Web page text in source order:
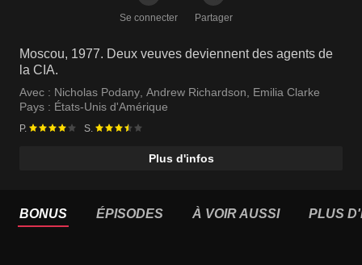
Se connecter Partager
Moscou, 1977. Deux veuves deviennent des agents de
la CIA.
Avec : Nicholas Podany, Andrew Richardson, Emilia Clarke
Pays : États-Unis d'Amérique
P. S.
Plus d'infos
BONUS ÉPISODES À VOIR AUSSI PLUS